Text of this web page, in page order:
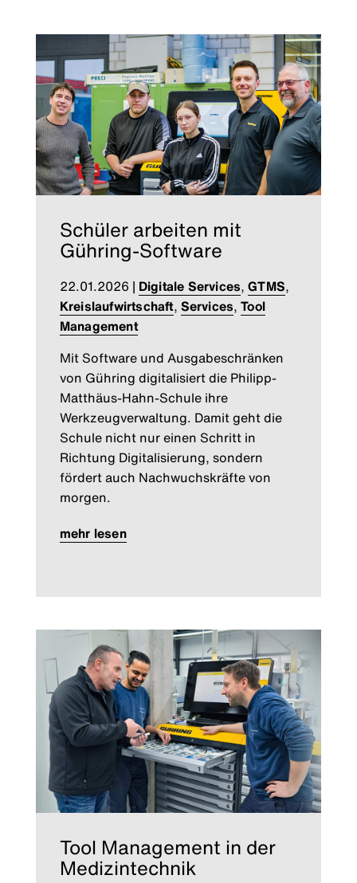
Schüler arbeiten mit
Gühring-Software
22.01.2026 | Digitale Services,GTMS,
Kreislaufwirtschaft, Services,Tool
Management
Mit Software und Ausgabeschränken
von Gühring digitalisiert die Philipp-
Matthäus-Hahn-Schule ihre
Werkzeugverwaltung. Damit geht die
Schule nicht nur einen Schritt in
Richtung Digitalisierung, sondern
fördert auch Nachwuchskräfte von
morgen.
mehr lesen
Tool Management in der
Medizintechnik